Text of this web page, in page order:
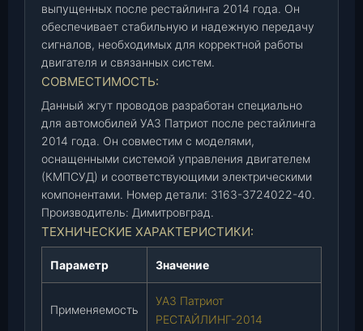
O
T
Р
Е
С
А
Й
Л
И
Н
Г
-
0
выпущенных после рестайлинга 2014 года. Он
обеспечивает стабильную и надежную передачу
сигналов, необходимых для корректной работы
двигателя и связанных систем.
СОВМЕСТИМОСТЬ:
Данный жгут проводов разработан специально
для автомобилей УАЗ Патриот после рестайлинга
2014 года. Он совместим с моделями,
оснащенными системой управления двигателем
(КМПСУД) и соответствующими электрическими
компонентами. Номер детали: 3163-3724022-40.
Производитель: Димитровград.
ТЕХНИЧЕСКИЕ ХАРАКТЕРИСТИКИ:
Параметр Значение
Применяемость
УАЗ Патриот
РЕСТАЙЛИНГ-2014